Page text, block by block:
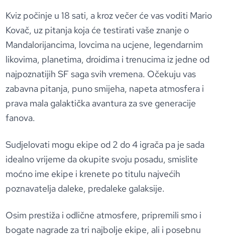
Kviz počinje u 18 sati, a kroz večer će vas voditi Mario
Kovač, uz pitanja koja će testirati vaše znanje o
Mandalorijancima, lovcima na ucjene, legendarnim
likovima, planetima, droidima i trenucima iz jedne od
najpoznatijih SF saga svih vremena. Očekuju vas
zabavna pitanja, puno smijeha, napeta atmosfera i
prava mala galaktička avantura za sve generacije
fanova.
Sudjelovati mogu ekipe od 2 do 4 igrača pa je sada
idealno vrijeme da okupite svoju posadu, smislite
moćno ime ekipe i krenete po titulu najvećih
poznavatelja daleke, predaleke galaksije.
Osim prestiža i odlične atmosfere, pripremili smo i
bogate nagrade za tri najbolje ekipe, ali i posebnu